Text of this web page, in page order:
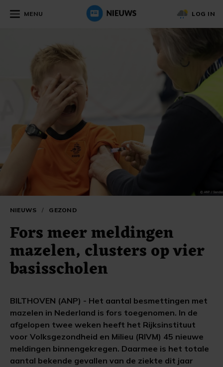
MENU LOG IN
NIEUWS / GEZOND
Fors meer meldingen
mazelen, clusters op vier
basisscholen
BILTHOVEN (ANP) - Het aantal besmettingen met
mazelen in Nederland is fors toegenomen. In de
afgelopen twee weken heeft het Rijksinstituut
voor Volksgezondheid en Milieu (RIVM) 45 nieuwe
meldingen binnengekregen. Daarmee is het totale
aantal bekende gevallen van de ziekte dit jaar